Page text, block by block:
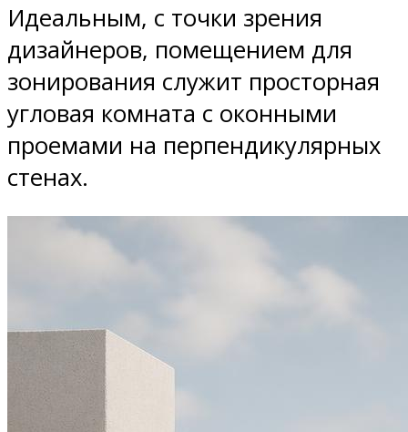
Идеальным, с точки зрения
дизайнеров, помещением для
зонирования служит просторная
угловая комната с оконными
проемами на перпендикулярных
стенах.